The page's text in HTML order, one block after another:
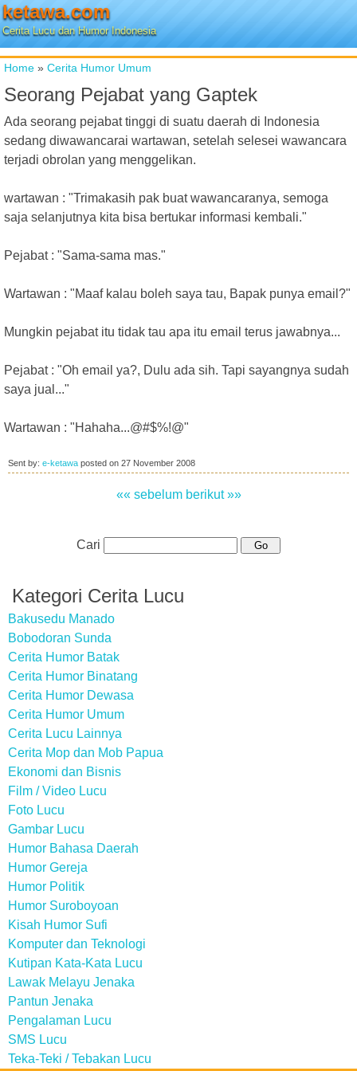
ketawa.com
Cerita Lucu dan Humor Indonesia
Home » Cerita Humor Umum
Seorang Pejabat yang Gaptek
Ada seorang pejabat tinggi di suatu daerah di Indonesia
sedang diwawancarai wartawan, setelah selesei wawancara
terjadi obrolan yang menggelikan.
wartawan : "Trimakasih pak buat wawancaranya, semoga
saja selanjutnya kita bisa bertukar informasi kembali."
Pejabat : "Sama-sama mas."
Wartawan : "Maaf kalau boleh saya tau, Bapak punya email?"
Mungkin pejabat itu tidak tau apa itu email terus jawabnya...
Pejabat : "Oh email ya?, Dulu ada sih. Tapi sayangnya sudah
saya jual..."
Wartawan : "Hahaha...@#$%!@"
Sent by: e-ketawa posted on 27 November 2008
«« sebelum berikut »»
Cari
Kategori Cerita Lucu
Bakusedu Manado
Bobodoran Sunda
Cerita Humor Batak
Cerita Humor Binatang
Cerita Humor Dewasa
Cerita Humor Umum
Cerita Lucu Lainnya
Cerita Mop dan Mob Papua
Ekonomi dan Bisnis
Film / Video Lucu
Foto Lucu
Gambar Lucu
Humor Bahasa Daerah
Humor Gereja
Humor Politik
Humor Suroboyoan
Kisah Humor Sufi
Komputer dan Teknologi
Kutipan Kata-Kata Lucu
Lawak Melayu Jenaka
Pantun Jenaka
Pengalaman Lucu
SMS Lucu
Teka-Teki / Tebakan Lucu